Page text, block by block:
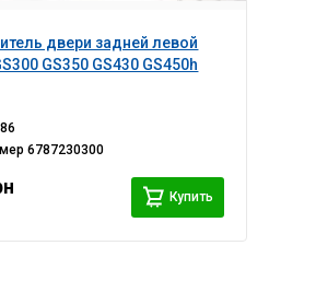
двери задней левой
GS350 GS430 GS450h
6787230300
Купить